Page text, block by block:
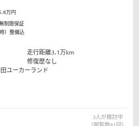
万円
制限保証
）整備込
走行距離3.1 万km
修復歴なし
ユーカーランド
3人が検討中